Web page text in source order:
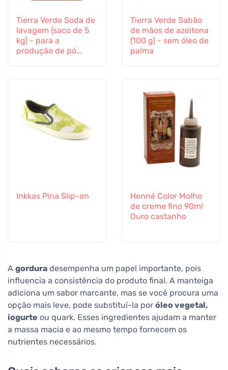
Tierra Verde Soda de
lavagem (saco de 5
kg) - para a
produção de pó
Tierra Verde Sabão
de mãos de azeitona
(100 g) - sem óleo de
palma
Inkkas Pina Slip-on
Henné Color Molho
de creme fino 90ml
Ouro castanho
A gordura desempenha um papel importante, pois
influencia a consistência do produto final. A manteiga
adiciona um sabor marcante, mas se você procura uma
opção mais leve, pode substituí-la por óleo vegetal,
iogurte ou quark. Esses ingredientes ajudam a manter
a massa macia e ao mesmo tempo fornecem os
nutrientes necessários.